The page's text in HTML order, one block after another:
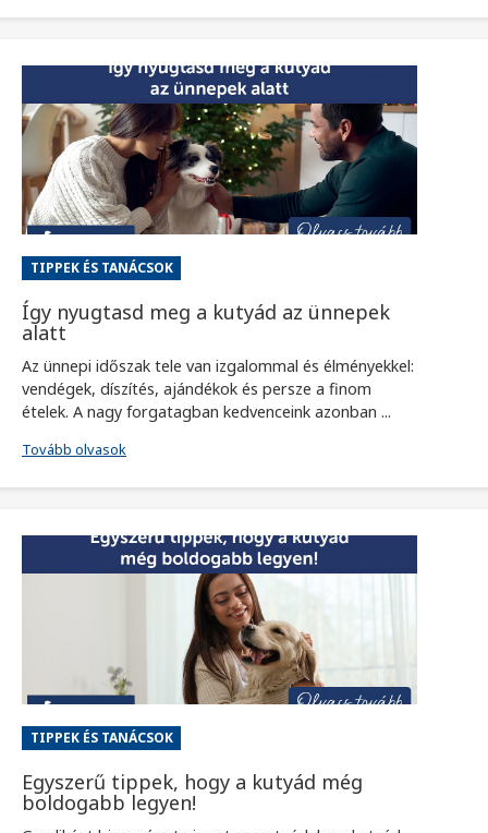
TIPPEK ÉS TANÁCSOK
Így nyugtasd meg a kutyád az ünnepek
alatt
Az ünnepi időszak tele van izgalommal és élményekkel:
vendégek, díszítés, ajándékok és persze a finom
ételek. A nagy forgatagban kedvenceink azonban ...
Tovább olvasok
TIPPEK ÉS TANÁCSOK
Egyszerű tippek, hogy a kutyád még
boldogabb legyen!